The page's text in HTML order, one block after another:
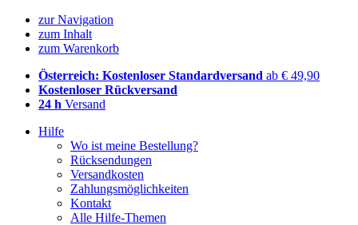
zur Navigation
zum Inhalt
zum Warenkorb
Österreich: Kostenloser Standardversand ab € 49,90
Kostenloser Rückversand
24 h Versand
Hilfe
Wo ist meine Bestellung?
Rücksendungen
Versandkosten
Zahlungsmöglichkeiten
Kontakt
Alle Hilfe-Themen